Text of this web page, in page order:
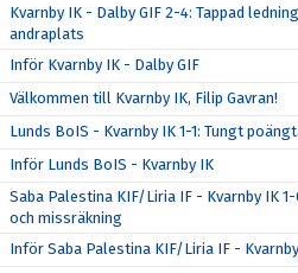
Kvarnby IK - Dalby GIF 2-4: Tappad
andraplats
Inför Kvarnby IK - Dalby GIF
Välkommen till Kvarnby IK, Filip Gavran!
Lunds BoIS - Kvarnby IK 1-1: Tungt
Inför Lunds BoIS - Kvarnby IK
Saba Palestina KIF/Liria IF - Kvarnby IK
och missräkning
Inför Saba Palestina KIF/Liria IF -